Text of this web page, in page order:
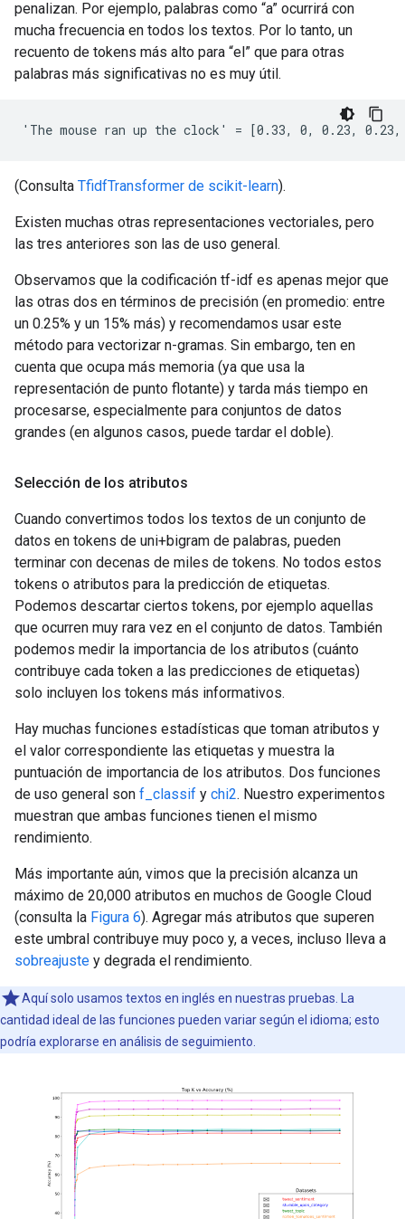
penalizan. Por ejemplo, palabras como “a” ocurrirá con
mucha frecuencia en todos los textos. Por lo tanto, un
recuento de tokens más alto para “el” que para otras
palabras más significativas no es muy útil.
(Consulta TfidfTransformer de scikit-learn).
Existen muchas otras representaciones vectoriales, pero
las tres anteriores son las de uso general.
Observamos que la codificación tf-idf es apenas mejor que
las otras dos en términos de precisión (en promedio: entre
un 0.25% y un 15% más) y recomendamos usar este
método para vectorizar n-gramas. Sin embargo, ten en
cuenta que ocupa más memoria (ya que usa la
representación de punto flotante) y tarda más tiempo en
procesarse, especialmente para conjuntos de datos
grandes (en algunos casos, puede tardar el doble).
Selección de los atributos
Cuando convertimos todos los textos de un conjunto de
datos en tokens de uni+bigram de palabras, pueden
terminar con decenas de miles de tokens. No todos estos
tokens o atributos para la predicción de etiquetas.
Podemos descartar ciertos tokens, por ejemplo aquellas
que ocurren muy rara vez en el conjunto de datos. También
podemos medir la importancia de los atributos (cuánto
contribuye cada token a las predicciones de etiquetas)
solo incluyen los tokens más informativos.
Hay muchas funciones estadísticas que toman atributos y
el valor correspondiente las etiquetas y muestra la
puntuación de importancia de los atributos. Dos funciones
de uso general son f_classif y chi2. Nuestro experimentos
muestran que ambas funciones tienen el mismo
rendimiento.
Más importante aún, vimos que la precisión alcanza un
máximo de 20,000 atributos en muchos de Google Cloud
(consulta la Figura 6). Agregar más atributos que superen
este umbral contribuye muy poco y, a veces, incluso lleva a
sobreajuste y degrada el rendimiento.
Aquí solo usamos textos en inglés en nuestras pruebas. La
cantidad ideal de las funciones pueden variar según el idioma; esto
podría explorarse en análisis de seguimiento.